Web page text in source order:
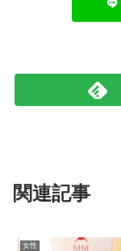
関連記事
女性